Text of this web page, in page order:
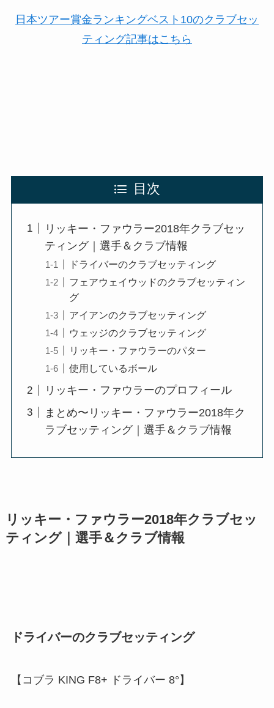
日本ツアー賞金ランキングベスト10のクラブセッ
ティング記事はこちら
目次
リッキー・ファウラー2018年クラブセッ
ティング｜選手＆クラブ情報
ドライバーのクラブセッティング
フェアウェイウッドのクラブセッティン
グ
アイアンのクラブセッティング
ウェッジのクラブセッティング
リッキー・ファウラーのパター
使用しているボール
リッキー・ファウラーのプロフィール
まとめ〜リッキー・ファウラー2018年ク
ラブセッティング｜選手＆クラブ情報
リッキー・ファウラー2018年クラブセッ
ティング｜選手＆クラブ情報
ドライバーのクラブセッティング
【コブラ KING F8+ ドライバー 8°】